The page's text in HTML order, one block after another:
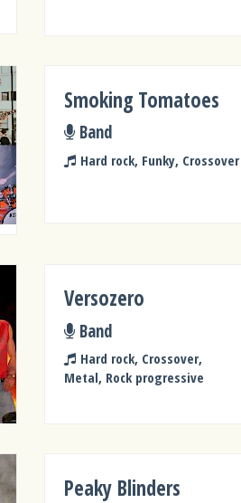
Smoking Tomatoes
Band
Hard rock, Funky, Crossover
Versozero
Band
Hard rock, Crossover,
Metal, Rock progressive
Peaky Blinders